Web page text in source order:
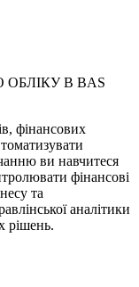
В BAS
фінансових
ви навчитеся
фінансові
та
аналітики
рішень.